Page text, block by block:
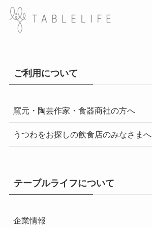
ご利用について
窯元・陶芸作家・食器商社の方へ
うつわをお探しの飲食店のみなさまへ
テーブルライフについて
企業情報